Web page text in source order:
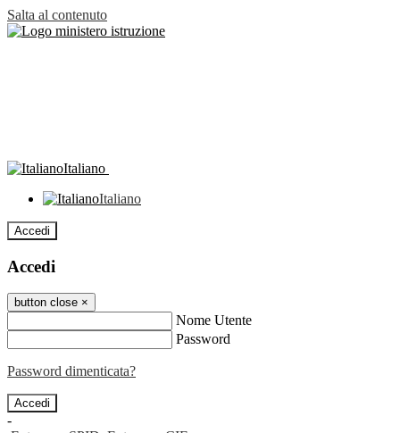
Salta al contenuto
Italiano
Italiano
Accedi
Accedi
button close ×
Nome Utente
Password
Password dimenticata?
-